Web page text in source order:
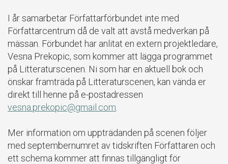
I år samarbetar Författarförbundet inte med
Författarcentrum då de valt att avstå medverkan på
mässan. Förbundet har anlitat en extern projektledare,
Vesna Prekopic, som kommer att lägga programmet
på Litteraturscenen. Ni som har en aktuell bok och
önskar framträda på Litteraturscenen, kan vända er
direkt till henne på e-postadressen
vesna.prekopic@gmail.com
Mer information om uppträdanden på scenen följer
med septembernumret av tidskriften Författaren och
ett schema kommer att finnas tillgängligt för